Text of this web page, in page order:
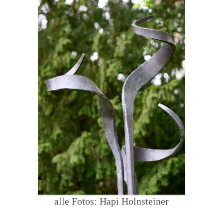
alle Fotos: Hapi Holnsteiner